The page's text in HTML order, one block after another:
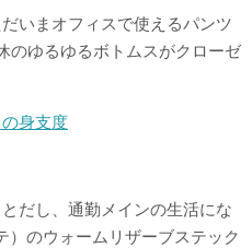
いまオフィスで使えるパンツ
ゆるゆるボトムスがクローゼ
身支度
だし、通勤メインの生活にな
）のウォームリザーブステック